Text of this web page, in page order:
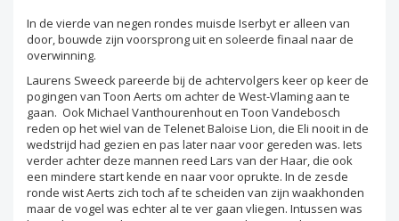
In de vierde van negen rondes muisde Iserbyt er alleen van
door, bouwde zijn voorsprong uit en soleerde finaal naar de
overwinning.
Laurens Sweeck pareerde bij de achtervolgers keer op keer de
pogingen van Toon Aerts om achter de West-Vlaming aan te
gaan. Ook Michael Vanthourenhout en Toon Vandebosch
reden op het wiel van de Telenet Baloise Lion, die Eli nooit in de
wedstrijd had gezien en pas later naar voor gereden was. Iets
verder achter deze mannen reed Lars van der Haar, die ook
een mindere start kende en naar voor oprukte. In de zesde
ronde wist Aerts zich toch af te scheiden van zijn waakhonden
maar de vogel was echter al te ver gaan vliegen. Intussen was